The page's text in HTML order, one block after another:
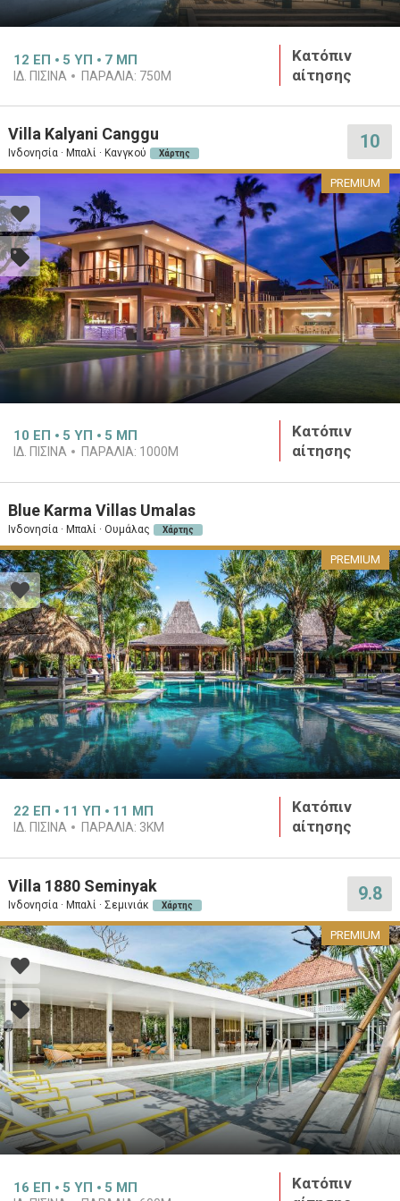
12 ΕΠ 5 ΥΠ 7 ΜΠ
ΙΔ. ΠΙΣΊΝΑ ΠΑΡΑΛΊΑ: 750M
Κατόπιν
αίτησης
Villa Kalyani Canggu
Ινδονησία · Μπαλί · Κανγκού Χάρτης
10
PREMIUM
10 ΕΠ 5 ΥΠ 5 ΜΠ
ΙΔ. ΠΙΣΊΝΑ ΠΑΡΑΛΊΑ: 1000M
Κατόπιν
αίτησης
Blue Karma Villas Umalas
Ινδονησία · Μπαλί · Ουμάλας Χάρτης
PREMIUM
22 ΕΠ 11 ΥΠ 11 ΜΠ
ΙΔ. ΠΙΣΊΝΑ ΠΑΡΑΛΊΑ: 3KM
Κατόπιν
αίτησης
Villa 1880 Seminyak
Ινδονησία · Μπαλί · Σεμινιάκ Χάρτης
9.8
PREMIUM
16 ΕΠ 5 ΥΠ 5 ΜΠ
Κατόπιν